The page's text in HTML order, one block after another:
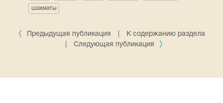
шахматы
Предыдущая публикация
К содержанию раздела
Следующая публикация